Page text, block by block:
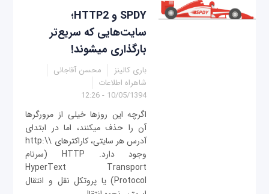
SPDY و HTTP2؛
سایت‌هایی که سریع‌تر
بارگذاری می‎شوند!
باری کالینز
محسن آقاجانی
شاهراه اطلاعات
10/05/1394 - 12:26
اگرچه این روزها خیلی از مرورگرها
آن را حذف می‎کنند، اما در ابتدای
آدرس هر سایتی، کاراکترهای \\:http
وجود دارد. HTTP (سرنام
HyperText Transport
Protocol) یا پروتكل نقل و انتقال